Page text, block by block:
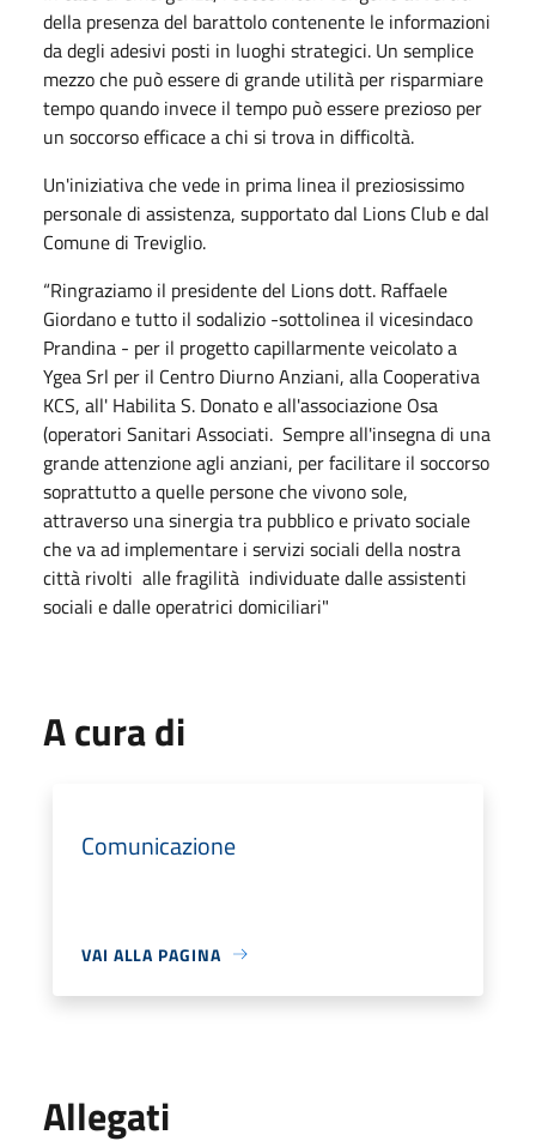
della presenza del barattolo contenente le informazioni
da degli adesivi posti in luoghi strategici. Un semplice
mezzo che può essere di grande utilità per risparmiare
tempo quando invece il tempo può essere prezioso per
un soccorso efficace a chi si trova in difficoltà.
Un'iniziativa che vede in prima linea il preziosissimo
personale di assistenza, supportato dal Lions Club e dal
Comune di Treviglio.
“Ringraziamo il presidente del Lions dott. Raffaele
Giordano e tutto il sodalizio -sottolinea il vicesindaco
Prandina - per il progetto capillarmente veicolato a
Ygea Srl per il Centro Diurno Anziani, alla Cooperativa
KCS, all' Habilita S. Donato e all'associazione Osa
(operatori Sanitari Associati. Sempre all'insegna di una
grande attenzione agli anziani, per facilitare il soccorso
soprattutto a quelle persone che vivono sole,
attraverso una sinergia tra pubblico e privato sociale
che va ad implementare i servizi sociali della nostra
città rivolti alle fragilità individuate dalle assistenti
sociali e dalle operatrici domiciliari"
A cura di
Comunicazione
VAI ALLA PAGINA
Allegati